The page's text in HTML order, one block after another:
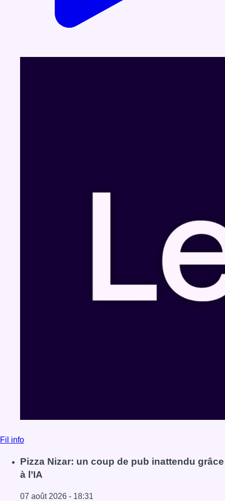
Fil info
Pizza Nizar: un coup de pub inattendu grâce
à l’IA
07 août 2026 - 18:31